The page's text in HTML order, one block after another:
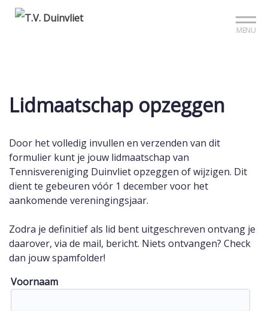
Sign up?
MENU
Lidmaatschap opzeggen
Door het volledig invullen en verzenden van dit
formulier kunt je jouw lidmaatschap van
Tennisvereniging Duinvliet opzeggen of wijzigen. Dit
dient te gebeuren vóór 1 december voor het
aankomende vereningingsjaar.
Zodra je definitief als lid bent uitgeschreven ontvang je
daarover, via de mail, bericht. Niets ontvangen? Check
dan jouw spamfolder!
Voornaam